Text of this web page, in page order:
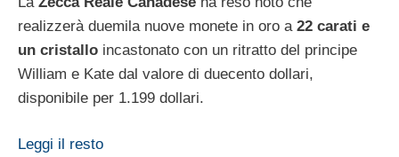
realizzerà duemila nuove monete in oro a 22 carati e
un cristallo incastonato con un ritratto del principe
William e Kate dal valore di duecento dollari,
disponibile per 1.199 dollari.
Leggi il resto